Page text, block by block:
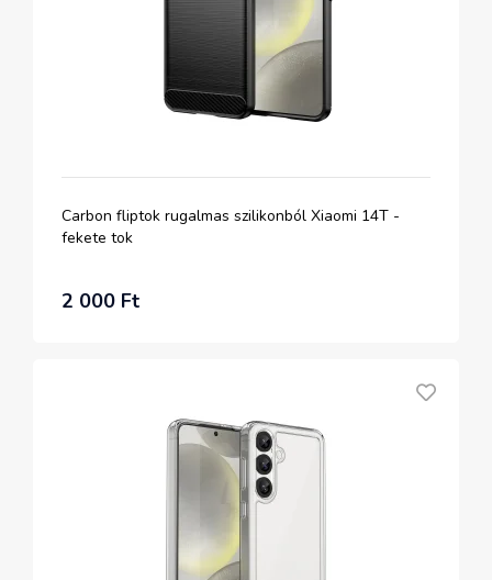
Carbon fliptok rugalmas szilikonból Xiaomi 14T -
fekete tok
2 000 Ft